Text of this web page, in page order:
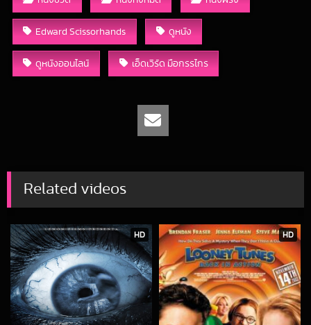
Edward Scissorhands ดูหนัง
ดูหนังออนไลน์ เอ็ดเวิร์ด มือกรรไกร
Related videos
HD HD